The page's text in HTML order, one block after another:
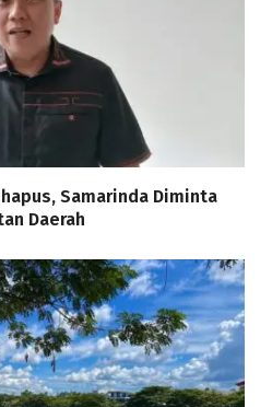
Samarinda Diminta
Daerah